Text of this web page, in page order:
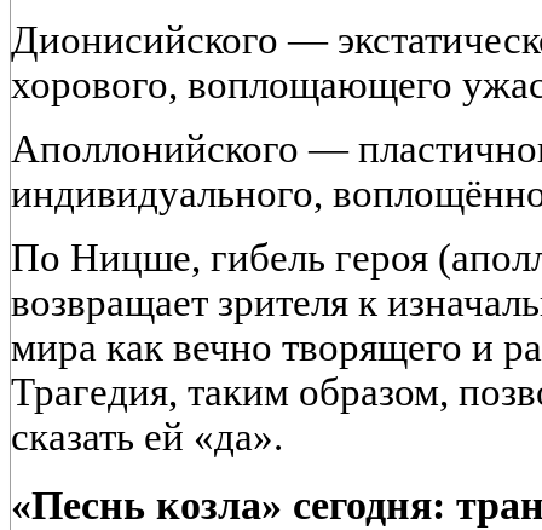
Дионисийского —
хорового, воплощающего
Аполлонийского —
индивидуального,
По Ницше, гибель героя
возвращает зрителя к
мира как вечно творящего и
Трагедия, таким образом,
сказать ей «да».
«Песнь козла» сегодня: